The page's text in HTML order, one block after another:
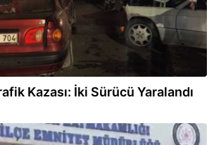
Kazası: İki Sürücü Yaralandı